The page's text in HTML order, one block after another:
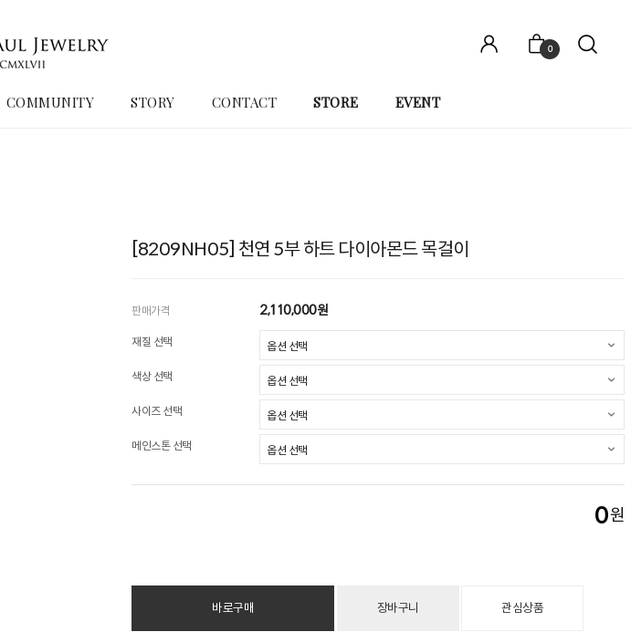
0
COMMUNITY STORY CONTACT STORE EVENT
[8209NH05] 천연 5부 하트 다이아몬드 목걸이
판매가격 2,110,000원
재질 선택
색상 선택
사이즈 선택
메인스톤 선택
0원
바로구매 장바구니 관심상품